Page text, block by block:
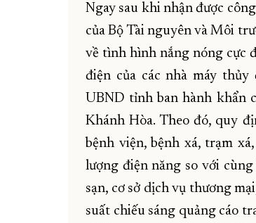
Ngay sau khi nhận được
của Bộ Tài nguyên và Môi
về tình hình nắng nóng cực
điện của các nhà máy
UBND tỉnh ban hành khẩn
Khánh Hòa. Theo đó, quy
bệnh viện, bệnh xá, trạm
lượng điện năng so với
sạn, cơ sở dịch vụ thương
suất chiếu sáng quảng cáo